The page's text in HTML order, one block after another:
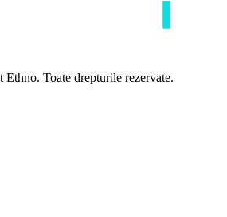
Ethno. Toate drepturile rezervate.